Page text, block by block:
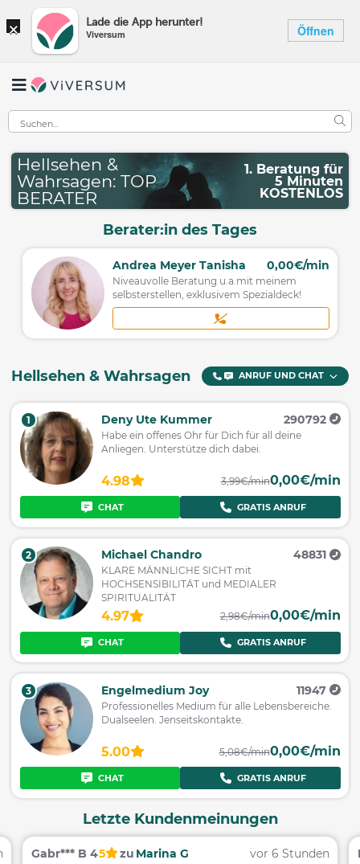
× Lade die App herunter!
Viversum Öffnen
Hellsehen &
Wahrsagen: TOP
BERATER
1. Beratung für
5 Minuten
KOSTENLOS
Berater:in des Tages
Andrea Meyer Tanisha 0,00€/min
Niveauvolle Beratung u.a.mit meinem
selbsterstellen, exklusivem Spezialdeck!
Hellsehen & Wahrsagen ANRUF UND CHAT
Letzte Kundenmeinungen
Gabr*** B 45 zu Marina G vor 6 Stunden
1 Deny Ute Kummer 290792
Habe ein offenes Ohr für Dich für all deine
Anliegen. Unterstütze dich dabei.
4.98 3,99€/min0,00€/min
CHAT GRATIS ANRUF
2 Michael Chandro 48831
KLARE MÄNNLICHE SICHT mit
HOCHSENSIBILITÄT und MEDIALER
SPIRITUALITÄT
4.97 2,98€/min0,00€/min
CHAT GRATIS ANRUF
3 Engelmedium Joy 11947
Professionelles Medium für alle Lebensbereiche.
Dualseelen. Jenseitskontakte.
5.00 5,08€/min0,00€/min
CHAT GRATIS ANRUF